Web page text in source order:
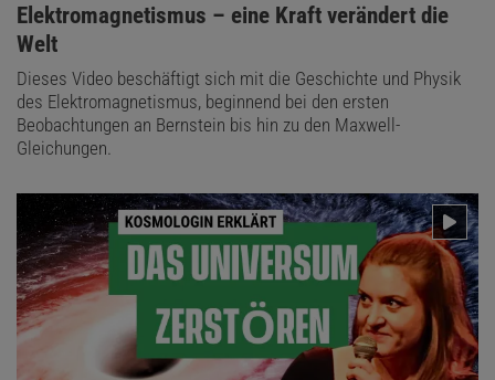
:
Elektromagnetismus – eine Kraft verändert die
Welt
Dieses Video beschäftigt sich mit die Geschichte und Physik
des Elektromagnetismus, beginnend bei den ersten
Beobachtungen an Bernstein bis hin zu den Maxwell-
Gleichungen.